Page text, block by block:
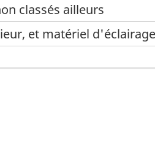
classés ailleurs
et matériel